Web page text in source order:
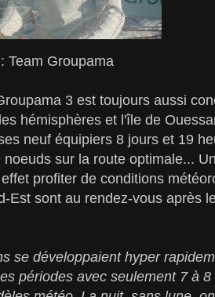
Team Groupama
3 est toujours aussi
hémisphères et l'île de
neuf équipiers 8 jours et 19
sur la route optimale...
profiter de conditions
Est sont au rendez-vous après
se développaient hyper
périodes avec seulement 7 à